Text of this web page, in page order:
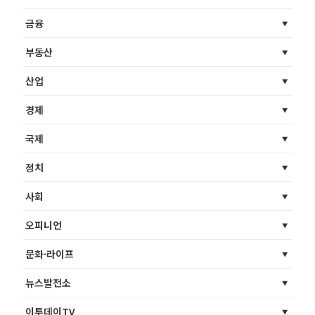
금융
부동산
산업
경제
국제
정치
사회
오피니언
문화·라이프
뉴스발전소
이투데이TV